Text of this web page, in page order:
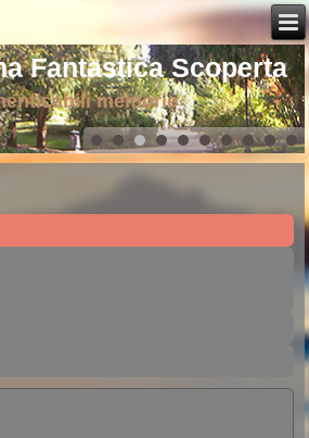
Fantastica Scoperta
memorie